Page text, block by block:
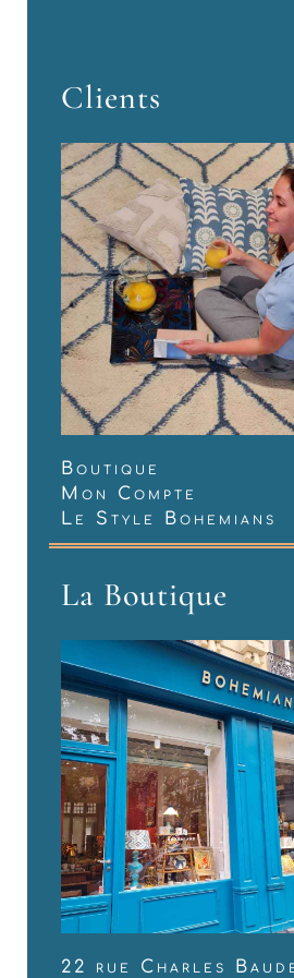
Clients
Boutique
Mon Compte
Le Style Bohemians
La Boutique
22 rue Charles